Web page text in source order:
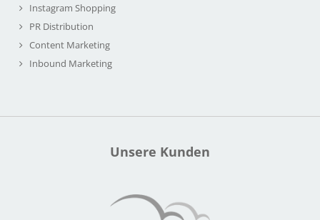
Instagram Shopping
PR Distribution
Content Marketing
Inbound Marketing
Unsere Kunden